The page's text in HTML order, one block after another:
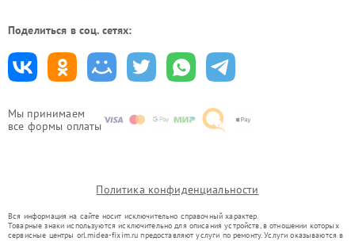
Мы принимаем
все формы оплаты
Поделиться в соц. сетях:
Политика конфиденциальности
Вся информация на сайте носит исключительно справочный характер.
Товарные знаки используются исключительно для описания устройств, в отношении которых
сервисные центры orl.midea-fixim.ru предоставляют услуги по ремонту. Услуги оказываются в